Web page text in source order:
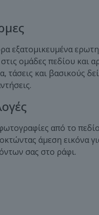
εξατομικευμένα
ομάδες πεδίου και
τάσεις και βασικούς
από το
άμεση εικόνα
σας στο ράφι.